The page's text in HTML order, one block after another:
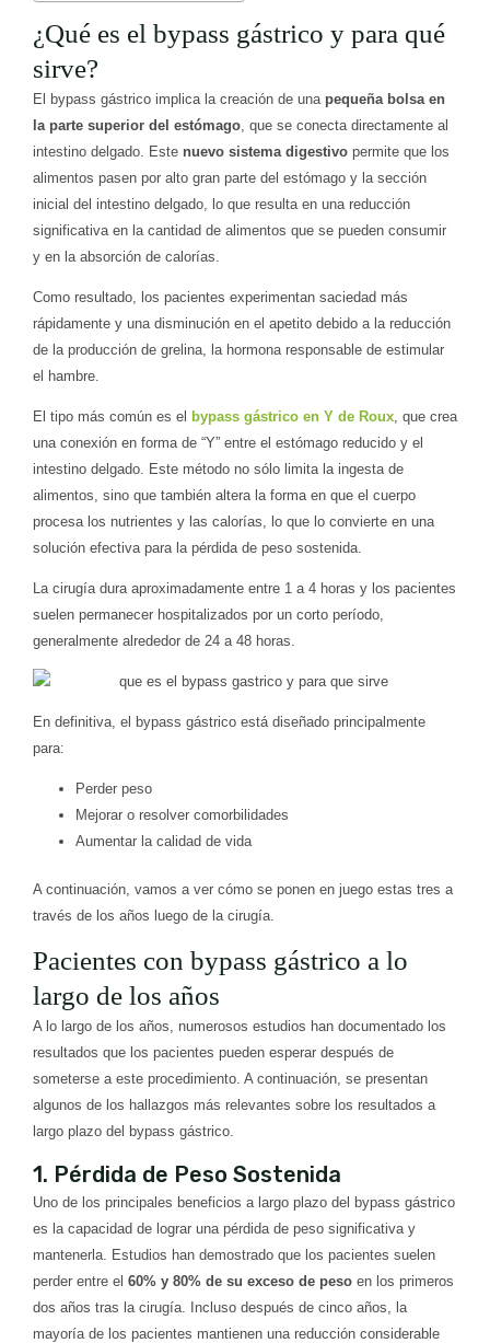
¿Qué es el bypass gástrico y para qué
sirve?
El bypass gástrico implica la creación de una pequeña bolsa en
la parte superior del estómago, que se conecta directamente al
intestino delgado. Este nuevo sistema digestivo permite que los
alimentos pasen por alto gran parte del estómago y la sección
inicial del intestino delgado, lo que resulta en una reducción
significativa en la cantidad de alimentos que se pueden consumir
y en la absorción de calorías.
Como resultado, los pacientes experimentan saciedad más
rápidamente y una disminución en el apetito debido a la reducción
de la producción de grelina, la hormona responsable de estimular
el hambre.
El tipo más común es el bypass gástrico en Y de Roux, que crea
una conexión en forma de “Y” entre el estómago reducido y el
intestino delgado. Este método no sólo limita la ingesta de
alimentos, sino que también altera la forma en que el cuerpo
procesa los nutrientes y las calorías, lo que lo convierte en una
solución efectiva para la pérdida de peso sostenida.
La cirugía dura aproximadamente entre 1 a 4 horas y los pacientes
suelen permanecer hospitalizados por un corto período,
generalmente alrededor de 24 a 48 horas.
En definitiva, el bypass gástrico está diseñado principalmente
para:
Perder peso
Mejorar o resolver comorbilidades
Aumentar la calidad de vida
A continuación, vamos a ver cómo se ponen en juego estas tres a
través de los años luego de la cirugía.
Pacientes con bypass gástrico a lo
largo de los años
A lo largo de los años, numerosos estudios han documentado los
resultados que los pacientes pueden esperar después de
someterse a este procedimiento. A continuación, se presentan
algunos de los hallazgos más relevantes sobre los resultados a
largo plazo del bypass gástrico.
1. Pérdida de Peso Sostenida
Uno de los principales beneficios a largo plazo del bypass gástrico
es la capacidad de lograr una pérdida de peso significativa y
mantenerla. Estudios han demostrado que los pacientes suelen
perder entre el 60% y 80% de su exceso de peso en los primeros
dos años tras la cirugía. Incluso después de cinco años, la
mayoría de los pacientes mantienen una reducción considerable